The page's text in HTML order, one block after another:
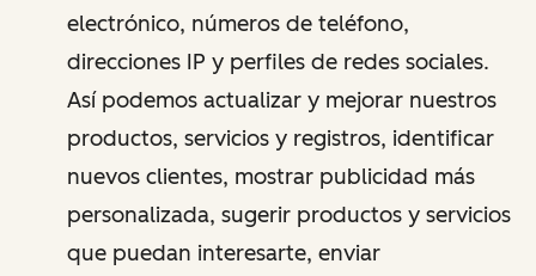
electrónico, números de teléfono,
direcciones IP y perfiles de redes sociales.
Así podemos actualizar y mejorar nuestros
productos, servicios y registros, identificar
nuevos clientes, mostrar publicidad más
personalizada, sugerir productos y servicios
que puedan interesarte, enviar